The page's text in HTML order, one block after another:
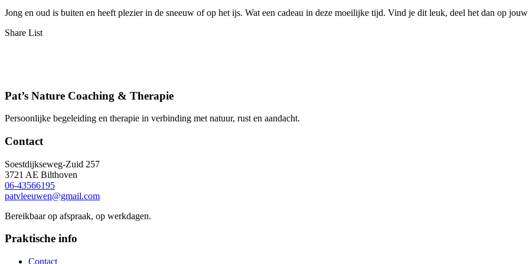
Jong en oud is buiten en heeft plezier in de sneeuw of op het ijs. Wat een cadeau in deze moeilijke tijd. Vind je dit leuk, deel het dan op
Share List
Pat’s Nature Coaching & Therapie
Persoonlijke begeleiding en therapie in verbinding met natuur, rust en aandacht.
Contact
Soestdijkseweg-Zuid 257
3721 AE Bilthoven
06-43566195
patvleeuwen@gmail.com
Bereikbaar op afspraak, op werkdagen.
Praktische info
Contact